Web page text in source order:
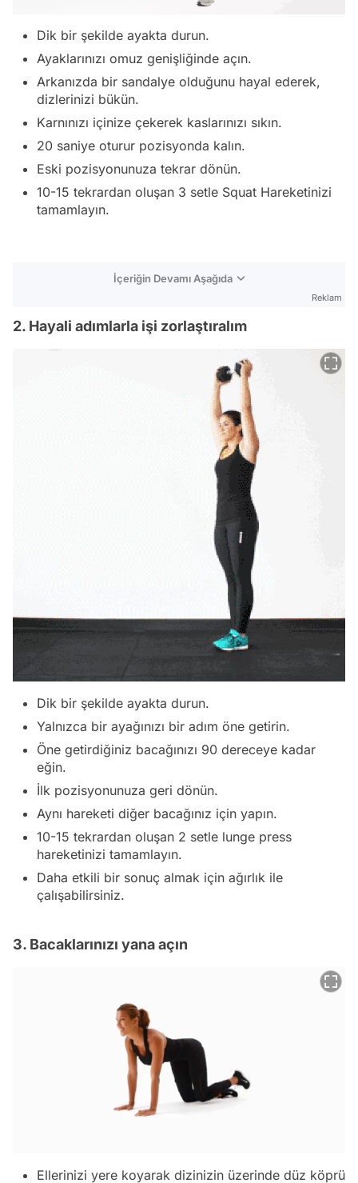
Dik bir şekilde ayakta durun.
Ayaklarınızı omuz genişliğinde açın.
Arkanızda bir sandalye olduğunu hayal ederek,
dizlerinizi bükün.
Karnınızı içinize çekerek kaslarınızı sıkın.
20 saniye oturur pozisyonda kalın.
Eski pozisyonunuza tekrar dönün.
10-15 tekrardan oluşan 3 setle Squat Hareketinizi
tamamlayın.
İçeriğin Devamı Aşağıda
Reklam
2. Hayali adımlarla işi zorlaştıralım
Dik bir şekilde ayakta durun.
Yalnızca bir ayağınızı bir adım öne getirin.
Öne getirdiğiniz bacağınızı 90 dereceye kadar
eğin.
İlk pozisyonunuza geri dönün.
Aynı hareketi diğer bacağınız için yapın.
10-15 tekrardan oluşan 2 setle lunge press
hareketinizi tamamlayın.
Daha etkili bir sonuç almak için ağırlık ile
çalışabilirsiniz.
3. Bacaklarınızı yana açın
Ellerinizi yere koyarak dizinizin üzerinde düz köprü